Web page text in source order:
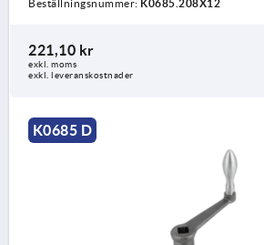
Beställningsnummer: K0685.208X12
221,10 kr
exkl. moms
exkl. leveranskostnader
K0685 D